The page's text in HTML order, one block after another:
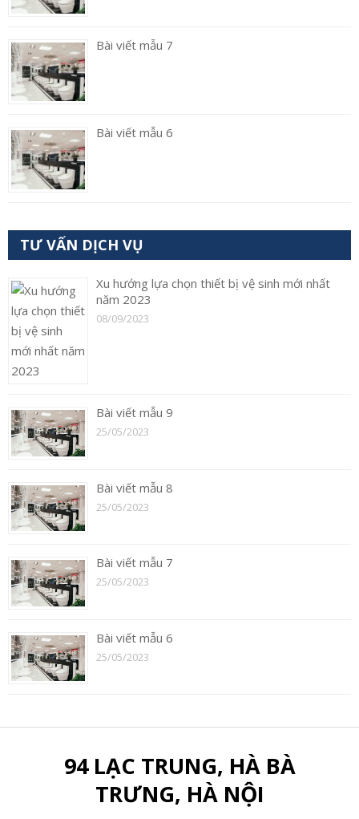
Bài viết mẫu 7
Bài viết mẫu 6
TƯ VẤN DỊCH VỤ
Xu hướng lựa chọn thiết bị vệ sinh mới nhất
năm 2023
08/09/2023
Bài viết mẫu 9
25/05/2023
Bài viết mẫu 8
25/05/2023
Bài viết mẫu 7
25/05/2023
Bài viết mẫu 6
25/05/2023
94 LẠC TRUNG, HÀ BÀ
TRƯNG, HÀ NỘI